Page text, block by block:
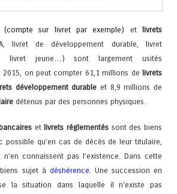
sur livret par exemple) etlivrets
livret de développement durable, livret
livret jeune…) sont largement usités
2015, on peut compter 61,1 millions de livrets
développement durable et 8,9 millions de
détenus par des personnes physiques.
etlivrets réglementés sont des biens
possible qu’en cas de décès de leur titulaire,
connaissent pas l’existence. Dans cette
sujet à déshérence. Une succession en
la situation dans laquelle il n’existe pas